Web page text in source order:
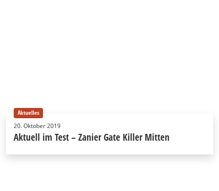
Aktuelles
20. Oktober 2019
Aktuell im Test – Zanier Gate Killer Mitten